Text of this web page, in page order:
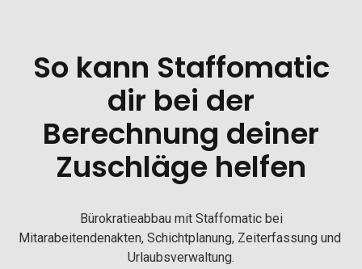
So kann Staffomatic
dir bei der
Berechnung deiner
Zuschläge helfen
Bürokratieabbau mit Staffomatic bei
Mitarabeitendenakten, Schichtplanung, Zeiterfassung und
Urlaubsverwaltung.